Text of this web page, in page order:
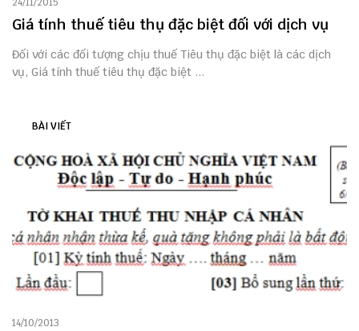
Giá tính thuế tiêu thụ đặc biệt đối với dịch vụ
Đối với các đối tượng chịu thuế Tiêu thụ đặc biệt là các dịch
vụ, Giá tính thuế tiêu thụ đặc biệt ...
BÀI VIẾT
14/10/2013